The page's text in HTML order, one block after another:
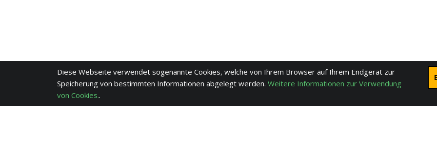
Diese Webseite verwendet sogenannte Cookies, welche von Ihrem Browser auf Ihrem Endgerät zur
Speicherung von bestimmten Informationen abgelegt werden. Weitere Informationen zur Verwendung
von Cookies..